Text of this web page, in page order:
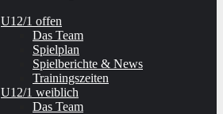
U12/1 offen
Das Team
Spielplan
Spielberichte & News
Trainingszeiten
U12/1 weiblich
Das Team